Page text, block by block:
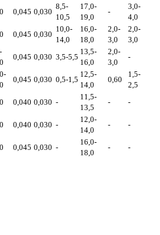
0,045 0,030
8,5-
10,5
17,0-
19,0
-
3,0-
4,0
0,045 0,030
10,0-
14,0
16,0-
18,0
2,0-
3,0
2,0-
3,0
0,045 0,030 3,5-5,5
13,5-
16,0
2,0-
3,0
-
0,045 0,030 0,5-1,5
12,5-
14,0
0,60
1,5-
2,5
0,040 0,030 -
11,5-
13,5
- -
0,040 0,030 -
12,0-
14,0
- -
0,045 0,030 -
16,0-
18,0
- -